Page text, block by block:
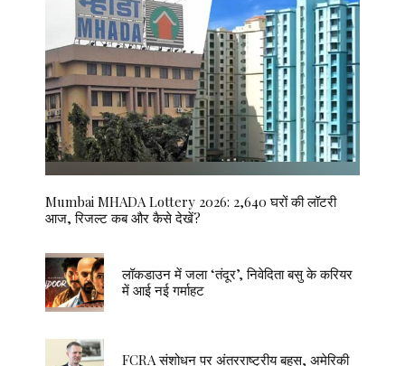
Mumbai MHADA Lottery 2026: 2,640 घरों की लॉटरी
आज, रिजल्ट कब और कैसे देखें?
लॉकडाउन में जला ‘तंदूर’, निवेदिता बसु के करियर
में आई नई गर्माहट
FCRA संशोधन पर अंतरराष्ट्रीय बहस, अमेरिकी